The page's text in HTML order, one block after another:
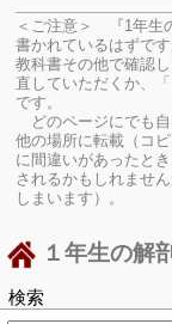
＜ご注意＞ 『1年生
書かれているはずで
教科書その他で確認し
直していただくか、
です。
どのページにでも
他の場所に転載（コ
に間違いがあったと
されるかもしれませ
しまいます）。
１年生の解
検索